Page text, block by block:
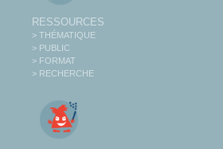
RESSOURCES
> THÉMATIQUE
> PUBLIC
> FORMAT
> RECHERCHE